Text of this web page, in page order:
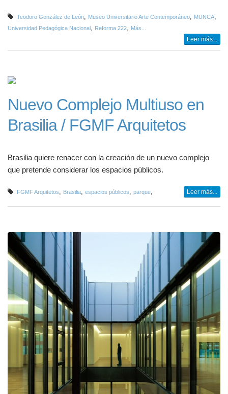
Teodoro González de León, Museo Universitario Arte Contemporáneo, MUNCA,
Universidad Pedagógica Nacional , Reforma 222, Más...
Leer más...
Nuevo Complejo Multiuso en
Brasilia / FGMF Arquitetos
Brasilia quiere renacer con la creación de un nuevo complejo
que pretende considerar los espacios públicos.
FGMF Arquitetos, Brasilia, espacios públicos, parque, Leer más...